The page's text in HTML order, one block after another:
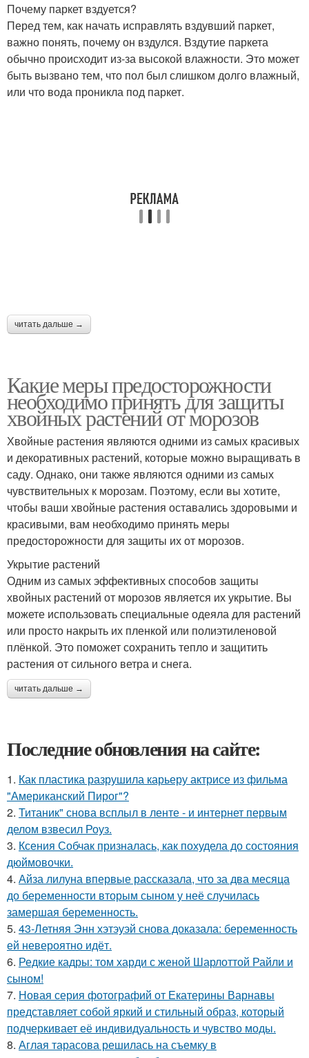
Почему паркет вздуется?
Перед тем, как начать исправлять вздувший паркет,
важно понять, почему он вздулся. Вздутие паркета
обычно происходит из-за высокой влажности. Это может
быть вызвано тем, что пол был слишком долго влажный,
или что вода проникла под паркет.
читать дальше →
Какие меры предосторожности
необходимо принять для защиты
хвойных растений от морозов
Хвойные растения являются одними из самых красивых
и декоративных растений, которые можно выращивать в
саду. Однако, они также являются одними из самых
чувствительных к морозам. Поэтому, если вы хотите,
чтобы ваши хвойные растения оставались здоровыми и
красивыми, вам необходимо принять меры
предосторожности для защиты их от морозов.
Укрытие растений
Одним из самых эффективных способов защиты
хвойных растений от морозов является их укрытие. Вы
можете использовать специальные одеяла для растений
или просто накрыть их пленкой или полиэтиленовой
плёнкой. Это поможет сохранить тепло и защитить
растения от сильного ветра и снега.
читать дальше →
Последние обновления на сайте:
1. Как пластика разрушила карьеру актрисе из фильма
"Американский Пирог"?
2. Титаник" снова всплыл в ленте - и интернет первым
делом взвесил Роуз.
3. Ксения Собчак призналась, как похудела до состояния
дюймовочки.
4. Айза лилуна впервые рассказала, что за два месяца
до беременности вторым сыном у неё случилась
замершая беременность.
5. 43-Летняя Энн хэтэуэй снова доказала: беременность
ей невероятно идёт.
6. Редкие кадры: том харди с женой Шарлоттой Райли и
сыном!
7. Новая серия фотографий от Екатерины Варнавы
представляет собой яркий и стильный образ, который
подчеркивает её индивидуальность и чувство моды.
8. Аглая тарасова решилась на съемку в